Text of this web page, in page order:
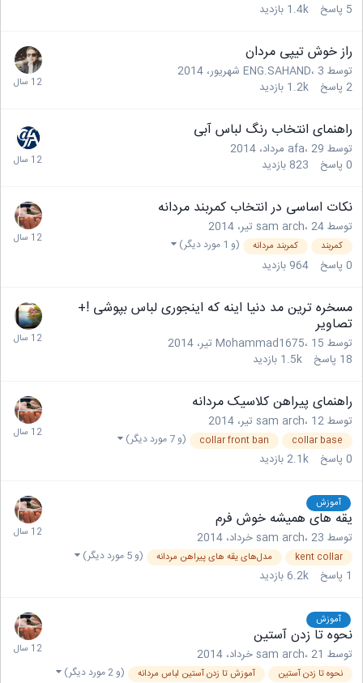
5 پاسخ 1.4k بازدید
راز خوش تیپی مردان
توسط ENG.SAHAND ،3 شهریور، 2014
2پاسخ 1.2k بازدید
راهنمای انتخاب رنگ لباس آبی
توسط afa ،29 مرداد، 2014
0پاسخ 823 بازدید
نکات اساسی در انتخاب کمربند مردانه
توسط sam arch ،24 تیر، 2014
کمربند کمربند مردانه (و 1 مورد دیگر)
0پاسخ 964بازدید
مسخره ترین مد دنیا اینه که اینجوری لباس بپوشی !+
تصاویر
توسط Mohammad1675 ،15 تیر، 2014
18
پاسخ 1.5k بازدید
راهنمای پیراهن کلاسیک مردانه
توسط sam arch ،12 تیر، 2014
collar base
collar front ban (و 7 مورد دیگر)
0پاسخ 2.1kبازدید
آموزش
یقه های همیشه خوش فرم
توسط sam arch ،23 خرداد، 2014
kent collar مدل‌های یقه های پیراهن مردانه (و 5 مورد دیگر)
پاسخ 6.2kبازدید
آموزش
نحوه تا زدن آستین
توسط sam arch ،21 خرداد، 2014
نحوه تا زدن آستین آموزش تا زدن آستین لباس مردانه (و 2 مورد دیگر)